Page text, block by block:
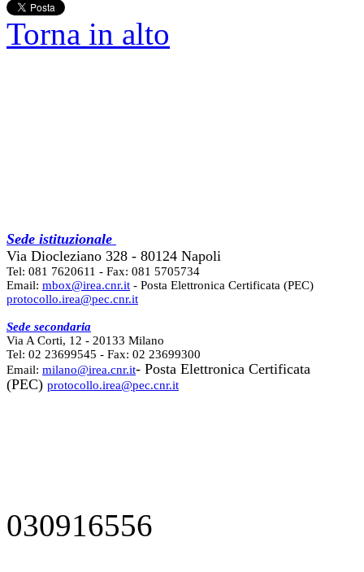
Torna in alto
Sede istituzionale
Via Diocleziano 328 - 80124 Napoli
Tel: 081 7620611 - Fax: 081 5705734
Email: mbox@irea.cnr.it - Posta Elettronica Certificata (PEC)
protocollo.irea@pec.cnr.it
Sede secondaria
Via A Corti, 12 - 20133 Milano
Tel: 02 23699545 - Fax: 02 23699300
Email: milano@irea.cnr.it- Posta Elettronica Certificata
(PEC) protocollo.irea@pec.cnr.it
030916556